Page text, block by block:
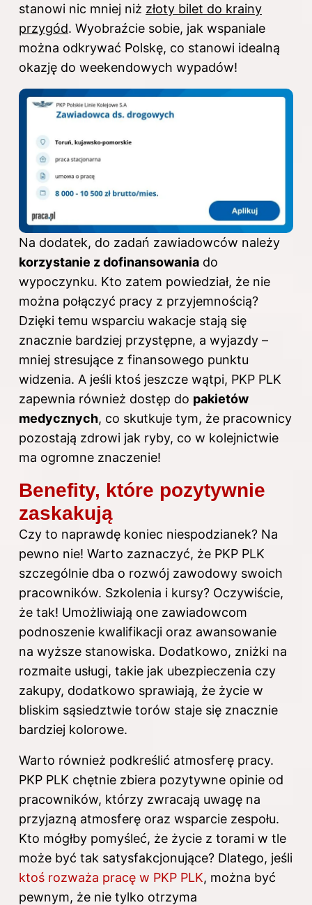
stanowi nic mniej niż złoty bilet do krainy
przygód. Wyobraźcie sobie, jak wspaniale
można odkrywać Polskę, co stanowi idealną
okazję do weekendowych wypadów!
Na dodatek, do zadań zawiadowców należy
korzystanie z dofinansowania do
wypoczynku. Kto zatem powiedział, że nie
można połączyć pracy z przyjemnością?
Dzięki temu wsparciu wakacje stają się
znacznie bardziej przystępne, a wyjazdy –
mniej stresujące z finansowego punktu
widzenia. A jeśli ktoś jeszcze wątpi, PKP PLK
zapewnia również dostęp do pakietów
medycznych, co skutkuje tym, że pracownicy
pozostają zdrowi jak ryby, co w kolejnictwie
ma ogromne znaczenie!
Benefity, które pozytywnie
zaskakują
Czy to naprawdę koniec niespodzianek? Na
pewno nie! Warto zaznaczyć, że PKP PLK
szczególnie dba o rozwój zawodowy swoich
pracowników. Szkolenia i kursy? Oczywiście,
że tak! Umożliwiają one zawiadowcom
podnoszenie kwalifikacji oraz awansowanie
na wyższe stanowiska. Dodatkowo, zniżki na
rozmaite usługi, takie jak ubezpieczenia czy
zakupy, dodatkowo sprawiają, że życie w
bliskim sąsiedztwie torów staje się znacznie
bardziej kolorowe.
Warto również podkreślić atmosferę pracy.
PKP PLK chętnie zbiera pozytywne opinie od
pracowników, którzy zwracają uwagę na
przyjazną atmosferę oraz wsparcie zespołu.
Kto mógłby pomyśleć, że życie z torami w tle
może być tak satysfakcjonujące? Dlatego, jeśli
ktoś rozważa pracę w PKP PLK, można być
pewnym, że nie tylko otrzyma